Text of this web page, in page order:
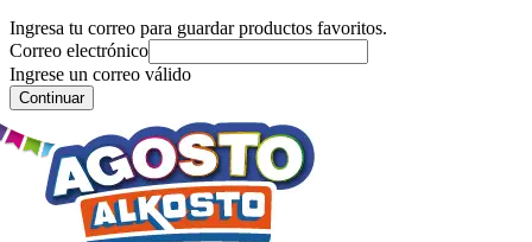
Ingresa tu correo para guardar productos favoritos.
Correo electrónico
Ingrese un correo válido
Continuar